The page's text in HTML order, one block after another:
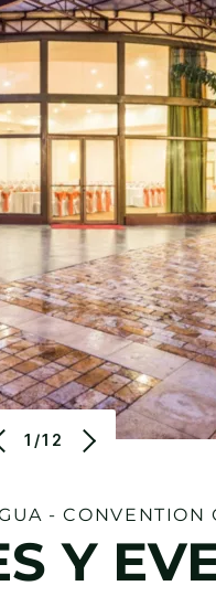
1/12
- CONVENTION
Y